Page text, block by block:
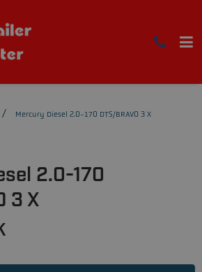
Mercury Diesel 2.0-170 DTS/BRAVO 3 X
2.0-170
3 X